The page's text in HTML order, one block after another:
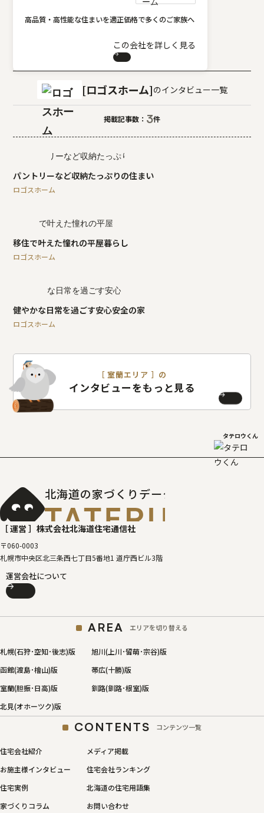
高品質・高性能な住まいを適正価格で多くのご家族へ
この会社を詳しく見る
ロゴスホーム のインタビュー一覧
掲載記事数： 3件
パントリーなど収納たっぷりの住まい
ロゴスホーム
移住で叶えた憧れの平屋暮らし
ロゴスホーム
健やかな日常を過ごす安心安全の家
ロゴスホーム
［ 室蘭エリア ］の
インタビューをもっと見る
タテロウくん
北海道の家づくりデータベース
［ 運営 ］ 株式会社北海道住宅通信社
〒060-0003
札幌市中央区北三条西七丁目5番地1 道庁西ビル3階
運営会社について
AREA エリアを切り替える
札幌(石狩･空知･後志)版
旭川(上川･留萌･宗谷)版
函館(渡島･檜山)版
帯広(十勝)版
室蘭(胆振･日高)版
釧路(釧路･根室)版
北見(オホーツク)版
CONTENTS コンテンツ一覧
住宅会社紹介
メディア掲載
お施主様インタビュー
住宅会社ランキング
住宅実例
北海道の住宅用語集
家づくりコラム
お問い合わせ